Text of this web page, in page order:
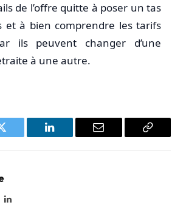
de l’offre quitte à poser un tas
et à bien comprendre les tarifs
ils peuvent changer d’une
à une autre.
Twitter LinkedIn Email
Copy
LinkedIn